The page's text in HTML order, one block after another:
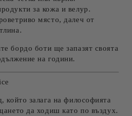
за кожа и велур.
място, далеч от
бордо боти ще запазят своята
на години.
който залага на философията
да ходиш като по въздух.